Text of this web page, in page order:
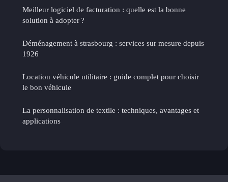
Meilleur logiciel de facturation : quelle est la bonne
solution à adopter ?
Déménagement à strasbourg : services sur mesure depuis
1926
Location véhicule utilitaire : guide complet pour choisir
le bon véhicule
La personnalisation de textile : techniques, avantages et
applications